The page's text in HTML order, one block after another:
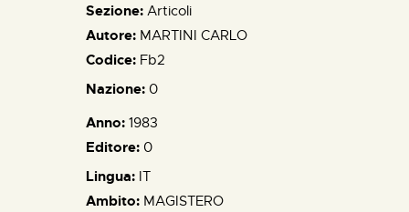
Sezione: Articoli
Autore: MARTINI CARLO
Codice: Fb2
Nazione: 0
Anno: 1983
Editore: 0
Lingua: IT
Ambito: MAGISTERO